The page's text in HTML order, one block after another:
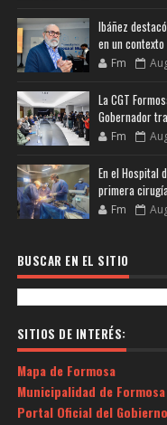
Ibáñez
en un
Fm
La CGT
Gobernador
Fm
En el Hospital
primera
Fm
BUSCAR EN EL SITIO
SITIOS DE INTERÉS:
Mapa de Formosa
Municipalidad de Formosa
Portal Oficial del